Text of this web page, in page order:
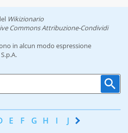
Wikizionario
Commons Attribuzione-Condividi
in alcun modo espressione
E F G H I J K